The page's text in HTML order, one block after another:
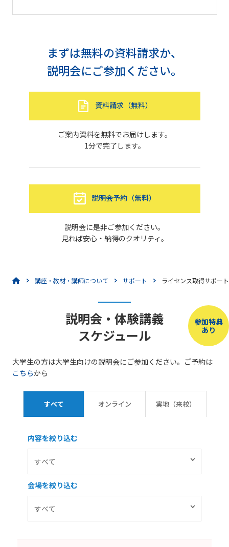
まずは無料の資料請求か、
説明会にご参加ください。
資料請求（無料）
ご案内資料を無料でお届けします。
1分で完了します。
説明会予約（無料）
説明会に是非ご参加ください。
見れば安心・納得のクオリティ。
講座・教材・講師について サポート ライセンス取得サポート
参加特典
あり
説明会・体験講義
スケジュール
大学生の方は大学生向けの説明会にご参加ください。ご予約は
こちらから
すべて オンライン 実地（来校）
内容を絞り込む
会場を絞り込む